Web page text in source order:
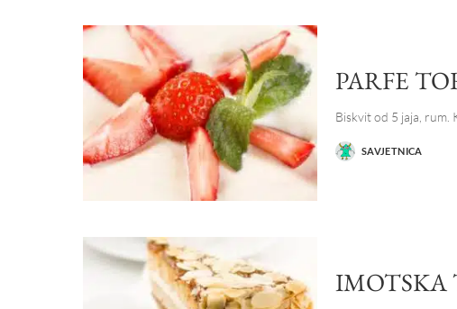
PARFE
Biskvit od 5 jaja, rum.
POSTED
BY
SAVJETNICA
IMOTSKA